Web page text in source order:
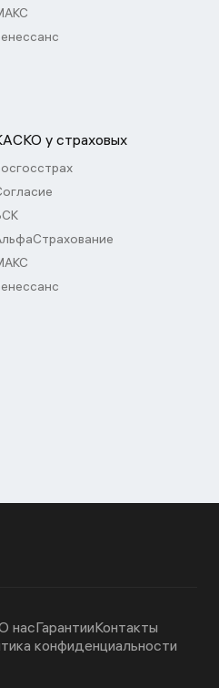
у страховых
насГарантииКонтакты
конфиденциальности